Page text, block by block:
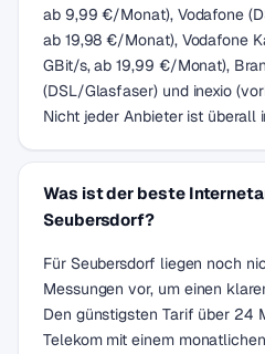
ab 9,99 €/Monat), Vodafone
ab 19,98 €/Monat), Vodafone
GBit/s, ab 19,99 €/Monat),
(DSL/Glasfaser) und inexio
Nicht jeder Anbieter ist überall
Was ist der beste
Seubersdorf?
Für Seubersdorf liegen noch
Messungen vor, um einen
Den günstigsten Tarif über 24
Telekom mit einem